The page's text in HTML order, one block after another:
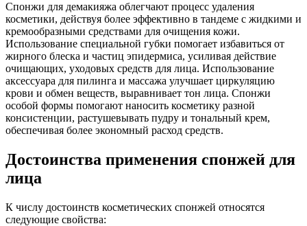
Спонжи для демакияжа облегчают процесс удаления
косметики, действуя более эффективно в тандеме с жидкими и
кремообразными средствами для очищения кожи.
Использование специальной губки помогает избавиться от
жирного блеска и частиц эпидермиса, усиливая действие
очищающих, уходовых средств для лица. Использование
аксессуара для пилинга и массажа улучшает циркуляцию
крови и обмен веществ, выравнивает тон лица. Спонжи
особой формы помогают наносить косметику разной
консистенции, растушевывать пудру и тональный крем,
обеспечивая более экономный расход средств.
Достоинства применения спонжей для
лица
К числу достоинств косметических спонжей относятся
следующие свойства: